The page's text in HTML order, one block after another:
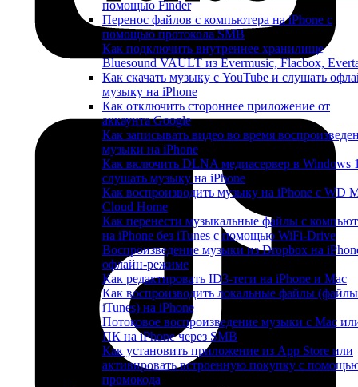
помощью Finder
Перенос файлов с компьютера на iPhone с
помощью протокола SMB
Как подключить внутреннее хранилище
Bluesound VAULT из Evermusic, Flacbox,
Как скачать музыку с YouTube и слушать
музыку на iPhone
Как отключить стороннее приложение от
аккаунта Google
Как записывать видео во время
музыки на iPhone
Как включить DLNA медиасервер в Windows
слушать музыку на iPhone
Как воспроизводить музыку на iPhone с WD
Cloud Home
Как перенести музыкальные файлы с
на iPhone без iTunes с помощью WiFi-Drive
Воспроизведение музыки из Dropbox на
офлайн-режиме
Как редактировать ID3-теги на iPhone и Mac
Как воспроизводить локальные файлы (файлы
iTunes) на iPhone
Потоковое воспроизведение музыки с Mac
ПК на iPhone через SMB
Как установить приложение из App Store или
активировать встроенную покупку с
промокода